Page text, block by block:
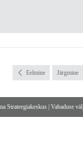
Eelmine Järgmine
Strateegiakeskus Vabaduse